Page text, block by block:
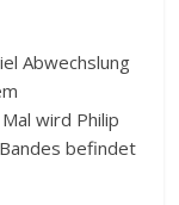
Abwechslung
wird Philip
befindet